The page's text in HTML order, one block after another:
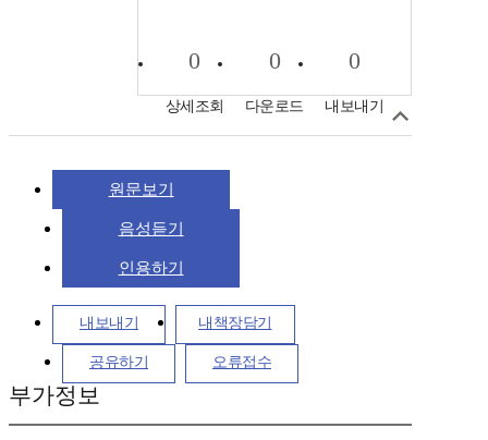
0
상세조회
0
다운로드
0
내보내기
원문보기
음성듣기
인용하기
내보내기 내책장담기
공유하기 오류접수
부가정보